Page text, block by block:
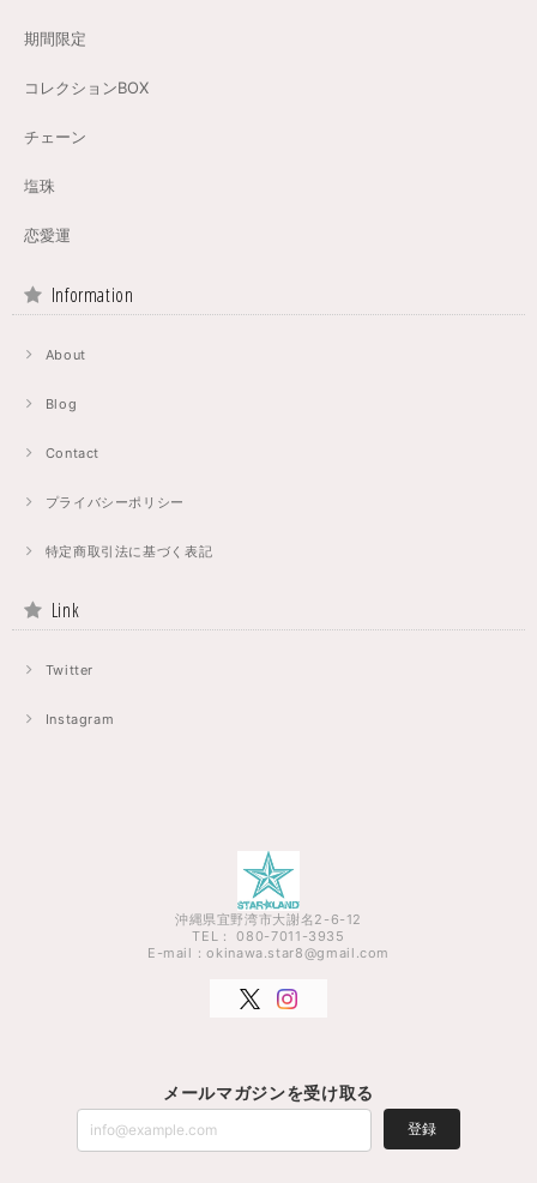
期間限定
コレクションBOX
チェーン
塩珠
恋愛運
Information
About
Blog
Contact
プライバシーポリシー
特定商取引法に基づく表記
Link
Twitter
Instagram
沖縄県宜野湾市大謝名2-6-12
TEL： 080-7011-3935
E-mail：okinawa.star8@gmail.com
メールマガジンを受け取る
登録